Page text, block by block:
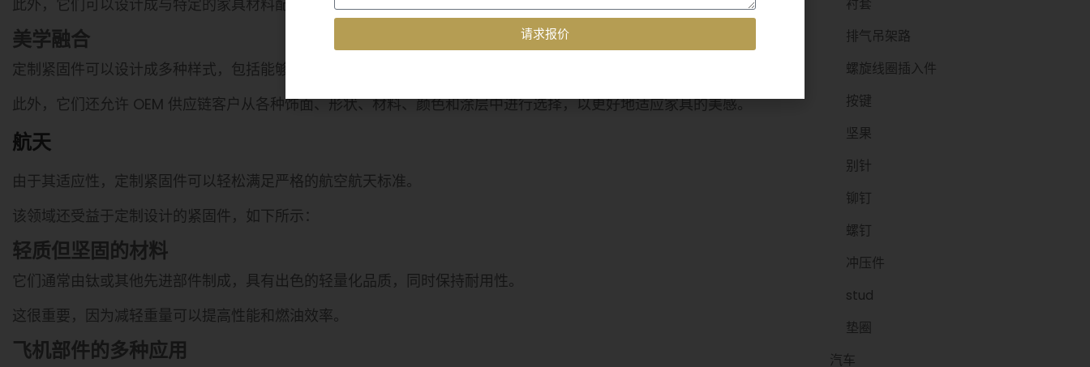
此外，它们可以设计成与特定的家具材料配合良好，避免结构薄弱等潜在问题。
美学融合
定制紧固件可以设计成多种样式，包括能够与家具材料平滑融合，从而形成现代设计的简洁线条。
此外，它们还允许 OEM 供应链客户从各种饰面、形状、材料、颜色和涂层中进行选择，以更好地适应家具的美感。
航天
由于其适应性，定制紧固件可以轻松满足严格的航空航天标准。
该领域还受益于定制设计的紧固件，如下所示：
轻质但坚固的材料
它们通常由钛或其他先进部件制成，具有出色的轻量化品质，同时保持耐用性。
这很重要，因为减轻重量可以提高性能和燃油效率。
飞机部件的多种应用
排气吊架路
螺旋线圈插入件
按键
坚果
别针
铆钉
螺钉
冲压件
stud
垫圈
汽车
请求报价